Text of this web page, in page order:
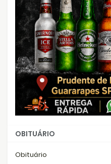
OBITUÁRIO
Obituário